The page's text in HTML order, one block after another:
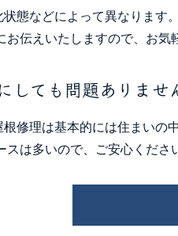
態などによって異なります。
伝えいたしますので、お気
しても問題ありませ
修理は基本的には住まいの
は多いので、ご安心くださ